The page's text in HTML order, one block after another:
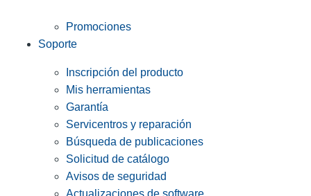
Promociones
Soporte
Inscripción del producto
Mis herramientas
Garantía
Servicentros y reparación
Búsqueda de publicaciones
Solicitud de catálogo
Avisos de seguridad